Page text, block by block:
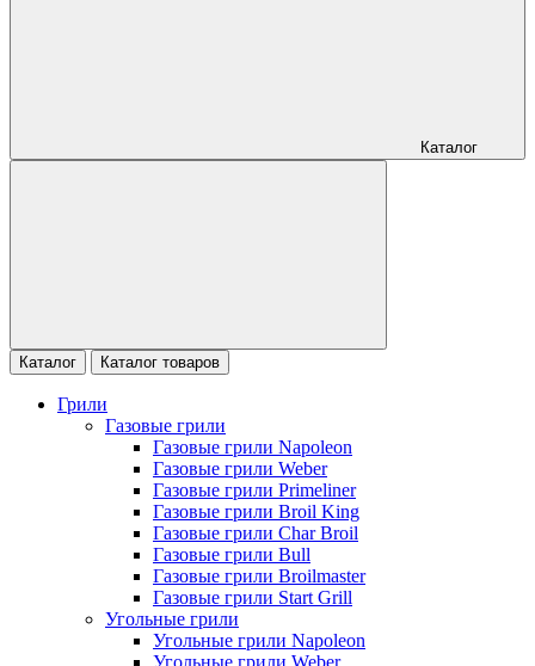
Каталог
Каталог Каталог товаров
Грили
Газовые грили
Газовые грили Napoleon
Газовые грили Weber
Газовые грили Primeliner
Газовые грили Broil King
Газовые грили Char Broil
Газовые грили Bull
Газовые грили Broilmaster
Газовые грили Start Grill
Угольные грили
Угольные грили Napoleon
Угольные грили Weber